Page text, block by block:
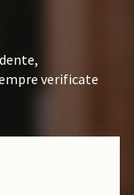
verificate